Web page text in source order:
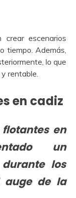
crear escenarios
tiempo. Además,
lo que
rentable.
en
un
los
auge de la